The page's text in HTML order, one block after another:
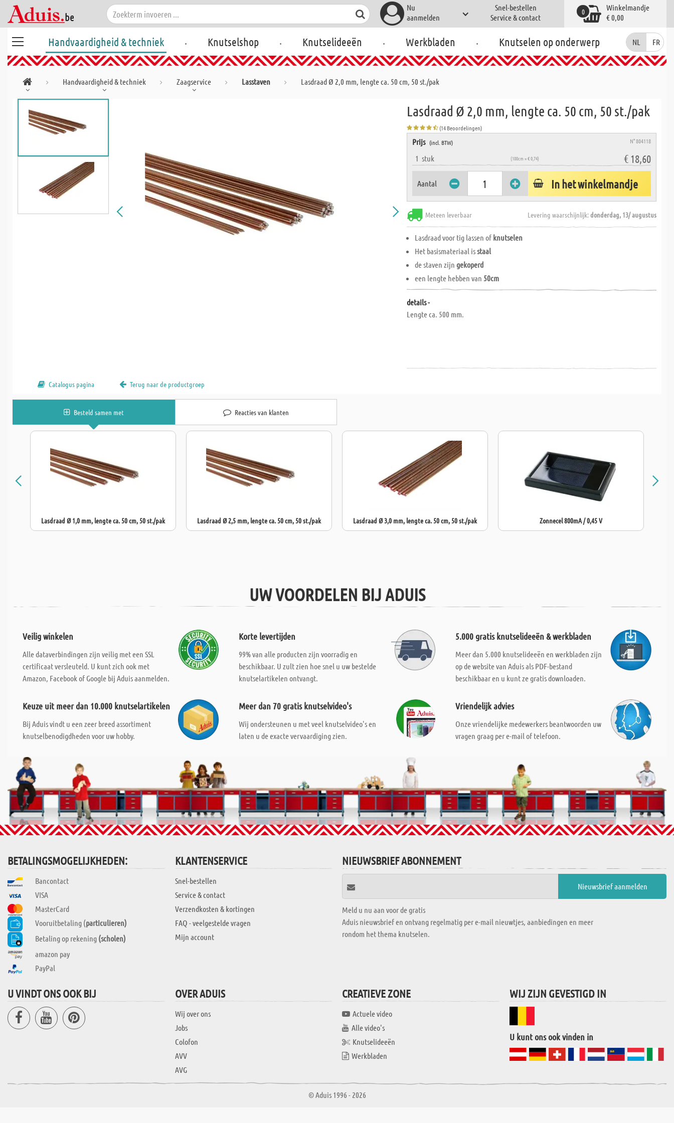
Nu
aanmelden
Snel-bestellen
Service & contact
Winkelmandje
€ 0,00
0
Handvaardigheid & techniek . Knutselshop . Knutselideeën . Werkbladen . Knutselen op onderwerp NL FR
Handvaardigheid & techniek Zaagservice Lasstaven Lasdraad Ø 2,0 mm, lengte ca. 50 cm, 50 st./pak
Lasdraad Ø 2,0 mm, lengte ca. 50 cm, 50 st./pak
(14 Beoordelingen)
Prijs (incl. BTW) N° 804118
1stuk (100cm = € 0,74) € 18,60
Aantal In het winkelmandje
Meteen leverbaar Levering waarschijnlijk:donderdag, 13/ augustus
Lasdraad voor tig lassen of knutselen
Het basismateriaal isstaal
de staven zijngekoperd
een lengte hebben van 50cm
details -
Lengte ca. 500 mm.
Catalogus pagina Terug naar de productgroep
Besteld samen met Reacties van klanten
Lasdraad Ø 1,0 mm, lengte ca. 50 cm, 50 st./pak Lasdraad Ø 2,5 mm, lengte ca. 50 cm, 50 st./pak Lasdraad Ø 3,0 mm, lengte ca. 50 cm, 50 st./pak Zonnecel 800mA / 0,45 V
UW VOORDELEN BIJ ADUIS
Veilig winkelen
Alle dataverbindingen zijn veilig met een SSL
certificaat versleuteld. U kunt zich ook met
Amazon, Facebook of Google bij Aduis aanmelden.
Korte levertijden
99% van alle producten zijn voorradig en
beschikbaar. U zult zien hoe snel u uw bestelde
knutselartikelen ontvangt.
5.000 gratis knutselideeën & werkbladen
Meer dan 5.000 knutselideeën en werkbladen zijn
op de website van Aduis als PDF-bestand
beschikbaar en u kunt ze gratis downloaden.
Keuze uit meer dan 10.000 knutselartikelen
Bij Aduis vindt u een zeer breed assortiment
knutselbenodigdheden voor uw hobby.
Meer dan 70 gratis knutselvideo's
Wij ondersteunen u met veel knutselvideo's en
laten u de exacte vervaardiging zien.
Vriendelijk advies
Onze vriendelijke medewerkers beantwoorden uw
vragen graag per e-mail of telefoon.
BETALINGSMOGELIJKHEDEN:
Bancontact
VISA
MasterCard
Vooruitbetaling (particulieren)
Betaling op rekening (scholen)
amazon pay
PayPal
KLANTENSERVICE
Snel-bestellen
Service & contact
Verzendkosten & kortingen
FAQ - veelgestelde vragen
Mijn account
NIEUWSBRIEF ABONNEMENT
Meld u nu aan voor de gratis
Aduis nieuwsbrief en ontvang regelmatig per e-mail nieuwtjes, aanbiedingen en meer
rondom het thema knutselen.
U VINDT ONS OOK BIJ OVER ADUIS
Wij over ons
Jobs
Colofon
AVV
AVG
CREATIEVE ZONE
Actuele video
Alle video's
Knutselideeën
Werkbladen
WIJ ZIJN GEVESTIGD IN
U kunt ons ook vinden in
© Aduis 1996 - 2026